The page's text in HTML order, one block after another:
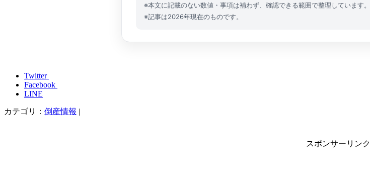
※本文に記載のない数値・事項は補わず、確認できる範囲で整理しています。
※記事は2026年現在のものです。
Twitter
Facebook
LINE
カテゴリ： 倒産情報 |
スポンサーリンク